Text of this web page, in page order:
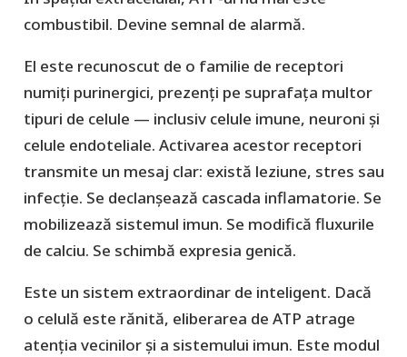
combustibil. Devine semnal de alarmă.
El este recunoscut de o familie de receptori
numiți purinergici, prezenți pe suprafața multor
tipuri de celule — inclusiv celule imune, neuroni și
celule endoteliale. Activarea acestor receptori
transmite un mesaj clar: există leziune, stres sau
infecție. Se declanșează cascada inflamatorie. Se
mobilizează sistemul imun. Se modifică fluxurile
de calciu. Se schimbă expresia genică.
Este un sistem extraordinar de inteligent. Dacă
o celulă este rănită, eliberarea de ATP atrage
atenția vecinilor și a sistemului imun. Este modul